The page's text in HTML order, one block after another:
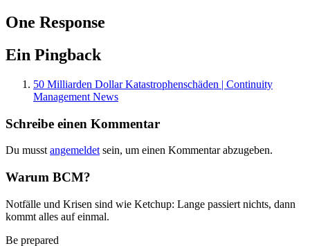
One Response
Ein Pingback
50 Milliarden Dollar Katastrophenschäden | Continuity
Management News
Schreibe einen Kommentar
Du musst angemeldet sein, um einen Kommentar abzugeben.
Warum BCM?
Notfälle und Krisen sind wie Ketchup: Lange passiert nichts, dann
kommt alles auf einmal.
Be prepared